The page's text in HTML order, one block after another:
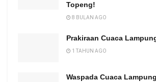
Topeng!
8 BULAN AGO
Prakiraan Cuaca
1 TAHUN AGO
Waspada Cuaca